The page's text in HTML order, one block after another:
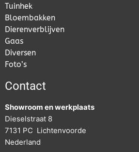
Tuinhek
Bloembakken
Dierenverblijven
Gaas
Diversen
Foto’s
Contact
Showroom en werkplaats
Dieselstraat 8
7131 PC Lichtenvoorde
Nederland